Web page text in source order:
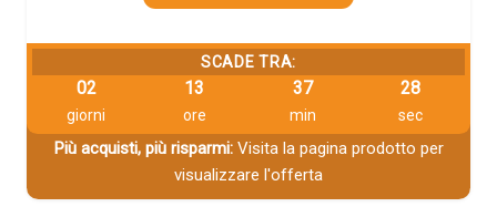
SCADE TRA:
02
giorni
13
ore
37
min
27
sec
Più acquisti, più risparmi:Visita la pagina prodotto per
visualizzare l'offerta